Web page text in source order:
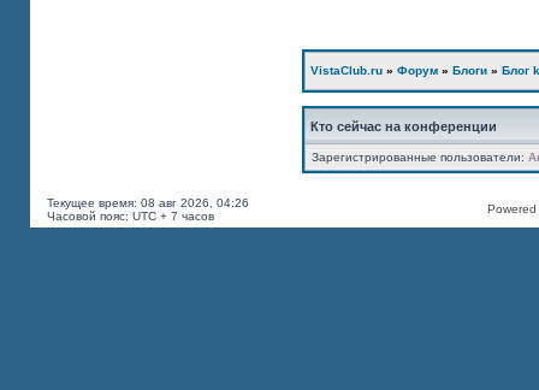
VistaClub.ru » Форум » Блоги » Блог
Кто сейчас на конференции
Зарегистрированные пользователи:
Текущее время: 08 авг 2026, 04:26
Часовой пояс: UTC + 7 часов